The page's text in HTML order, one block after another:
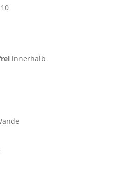
innerhalb